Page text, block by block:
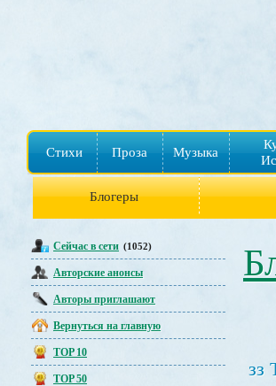
Стихи Проза Музыка
Блогеры
Сейчас в сети (1052)
Авторские анонсы
Авторы приглашают
Вернуться на главную
TOP 10
TOP 50 зз